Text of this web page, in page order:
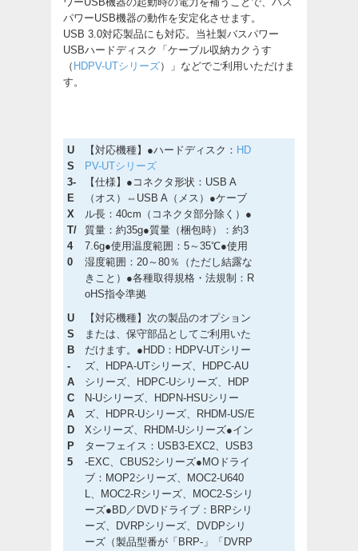
パワーUSB機器の動作を安定化させます。
USB 3.0対応製品にも対応。当社製バスパワー
USBハードディスク「ケーブル収納カクうす
（ HDPV-UTシリーズ）」などでご利用いただけま
す。
U
S
3-
E
X
T/
4
0
【対応機種】●ハードディスク： HD
PV-UTシリーズ
【仕様】●コネクタ形状：USB A
（オス）⇔USB A（メス）●ケーブ
ル長：40cm（コネクタ部分除く）●
質量：約35g●質量（梱包時）：約3
7.6g●使用温度範囲：5～35℃●使用
湿度範囲：20～80％（ただし結露な
きこと）●各種取得規格・法規制：R
oHS指令準拠
U
S
B
-
A
C
A
D
P
5
【対応機種】次の製品のオプション
または、保守部品としてご利用いた
だけます。●HDD：HDPV-UTシリー
ズ、HDPA-UTシリーズ、HDPC-AU
シリーズ、HDPC-Uシリーズ、HDP
N-Uシリーズ、HDPN-HSUシリー
ズ、HDPR-Uシリーズ、RHDM-US/E
Xシリーズ、RHDM-Uシリーズ●イン
ターフェイス：USB3-EXC2、USB3
-EXC、CBUS2シリーズ●MOドライ
ブ：MOP2シリーズ、MOC2-U640
L、MOC2-Rシリーズ、MOC2-Sシリ
ーズ●BD／DVDドライブ：BRPシリ
ーズ、DVRPシリーズ、DVDPシリ
ーズ（製品型番が「BRP-」「DVRP